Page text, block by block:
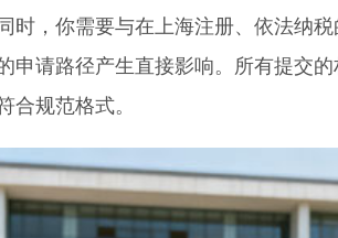
时，你需要与在上海注册、依法纳
申请路径产生直接影响。所有提交
合规范格式。